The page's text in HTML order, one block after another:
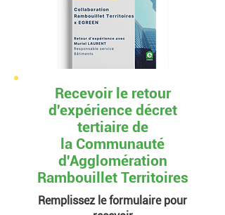
Recevoir le retour
d'expérience décret
tertiaire de
la Communauté
d'Agglomération
Rambouillet Territoires
Remplissez le formulaire pour